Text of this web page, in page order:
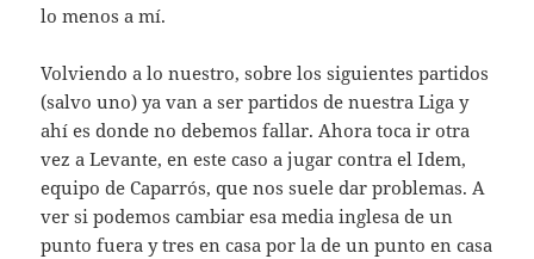
lo menos a mí.
Volviendo a lo nuestro, sobre los siguientes partidos
(salvo uno) ya van a ser partidos de nuestra Liga y
ahí es donde no debemos fallar. Ahora toca ir otra
vez a Levante, en este caso a jugar contra el Idem,
equipo de Caparrós, que nos suele dar problemas. A
ver si podemos cambiar esa media inglesa de un
punto fuera y tres en casa por la de un punto en casa